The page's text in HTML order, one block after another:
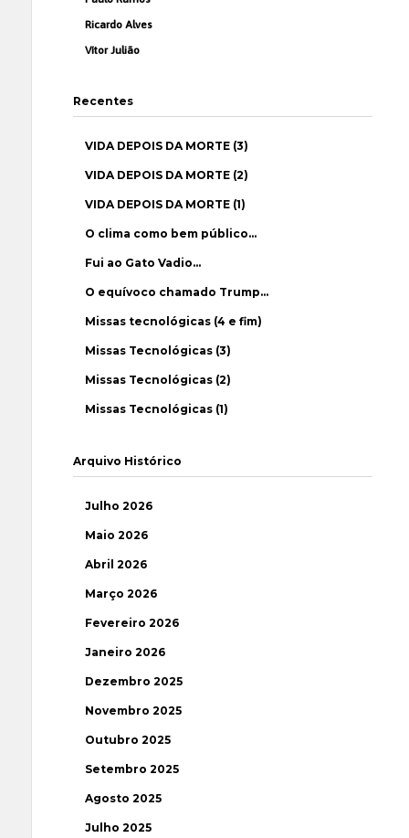
Ricardo Alves
Vítor Julião
Recentes
VIDA DEPOIS DA MORTE (3)
VIDA DEPOIS DA MORTE (2)
VIDA DEPOIS DA MORTE (1)
O clima como bem público…
Fui ao Gato Vadio…
O equívoco chamado Trump…
Missas tecnológicas (4 e fim)
Missas Tecnológicas (3)
Missas Tecnológicas (2)
Missas Tecnológicas (1)
Arquivo Histórico
Julho 2026
Maio 2026
Abril 2026
Março 2026
Fevereiro 2026
Janeiro 2026
Dezembro 2025
Novembro 2025
Outubro 2025
Setembro 2025
Agosto 2025
Julho 2025